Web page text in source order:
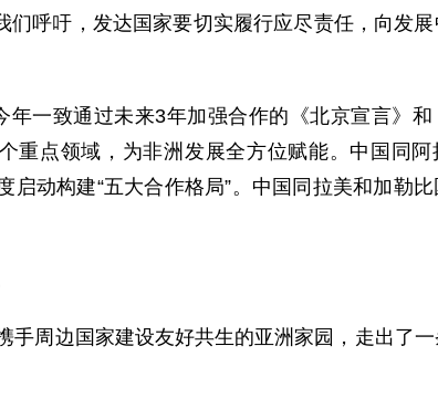
们呼吁，发达国家要切实履行应尽责任，向发
一致通过未来3年加强合作的《北京宣言》和
重点领域，为非洲发展全方位赋能。中国同阿
动构建“五大合作格局”。中国同拉美和加勒
周边国家建设友好共生的亚洲家园，走出了